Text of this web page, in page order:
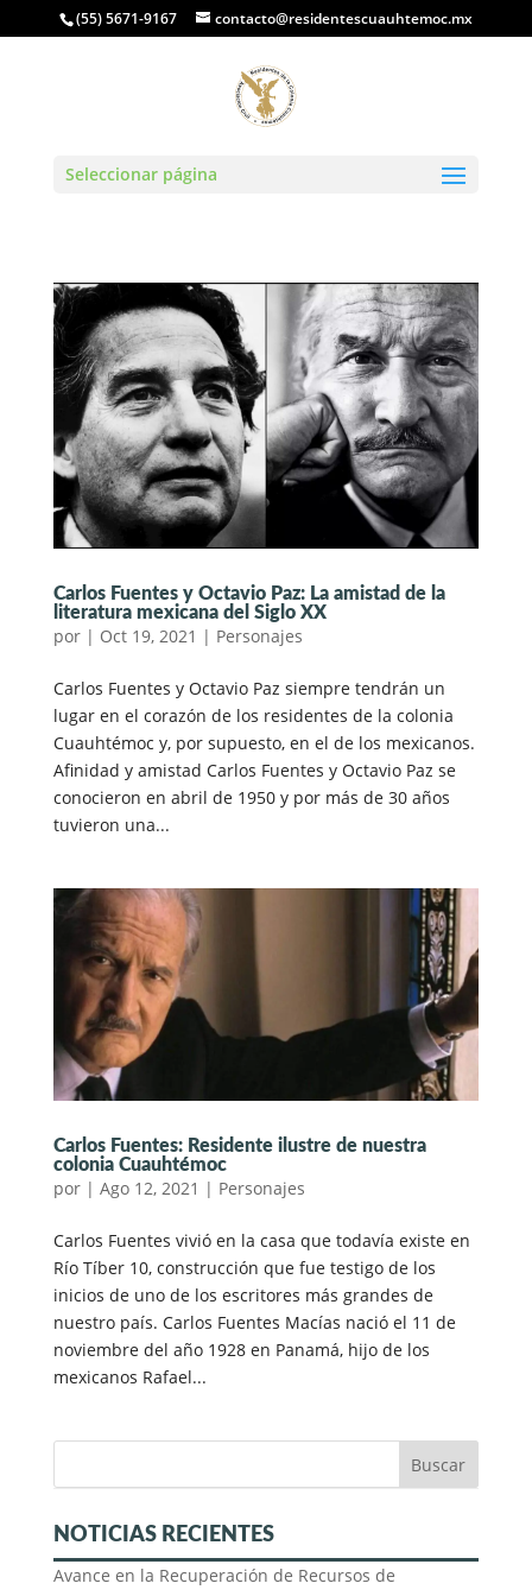
(55) 5671-9167 contacto@residentescuauhtemoc.mx
Seleccionar página
Carlos Fuentes y Octavio Paz: La amistad de la
literatura mexicana del Siglo XX
por | Oct 19, 2021 | Personajes
Carlos Fuentes y Octavio Paz siempre tendrán un
lugar en el corazón de los residentes de la colonia
Cuauhtémoc y, por supuesto, en el de los mexicanos.
Afinidad y amistad Carlos Fuentes y Octavio Paz se
conocieron en abril de 1950 y por más de 30 años
tuvieron una...
Carlos Fuentes: Residente ilustre de nuestra
colonia Cuauhtémoc
por | Ago 12, 2021 | Personajes
Carlos Fuentes vivió en la casa que todavía existe en
Río Tíber 10, construcción que fue testigo de los
inicios de uno de los escritores más grandes de
nuestro país. Carlos Fuentes Macías nació el 11 de
noviembre del año 1928 en Panamá, hijo de los
mexicanos Rafael...
NOTICIAS RECIENTES
Avance en la Recuperación de Recursos de